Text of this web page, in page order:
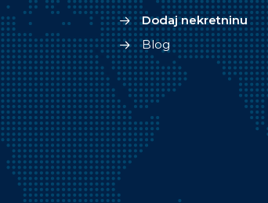
Dodaj nekretninu
Blog